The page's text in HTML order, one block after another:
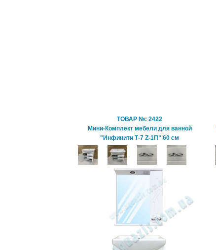
ТОВАР №: 2422
Мини-Комплект мебели для ванной
"Инфинити Т-7 Z-1П" 60 см